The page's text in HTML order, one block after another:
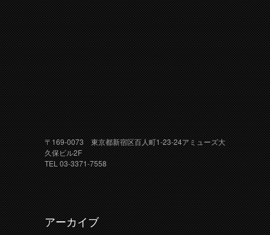
〒169-0073 東京都新宿区百人町1-23-24アミューズ大
久保ビル2F
TEL 03-3371-7558
アーカイブ